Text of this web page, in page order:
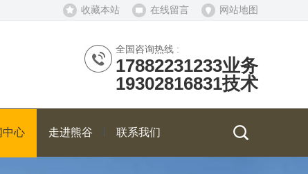
收藏本站 在线留言 网站地图
全国咨询热线 :
17882231233业务
19302816831技术
中心 走进熊谷 联系我们